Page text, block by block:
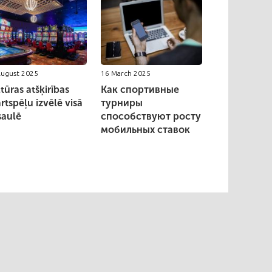
2025
atšķirības
izvēlē visā
16 March 2025
Как спортивные
турниры
способствуют росту
мобильных ставок